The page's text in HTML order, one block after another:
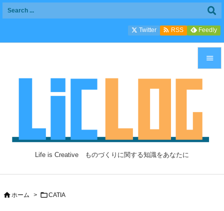
Life is Creative ものづくりに関する知識をあなたに

前へ

Twitter  RSS Feedly
ホーム > CATIA